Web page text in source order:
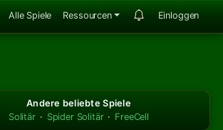
Alle Spiele Ressourcen Einloggen
Andere beliebte Spiele
Solitär · Spider Solitär · FreeCell